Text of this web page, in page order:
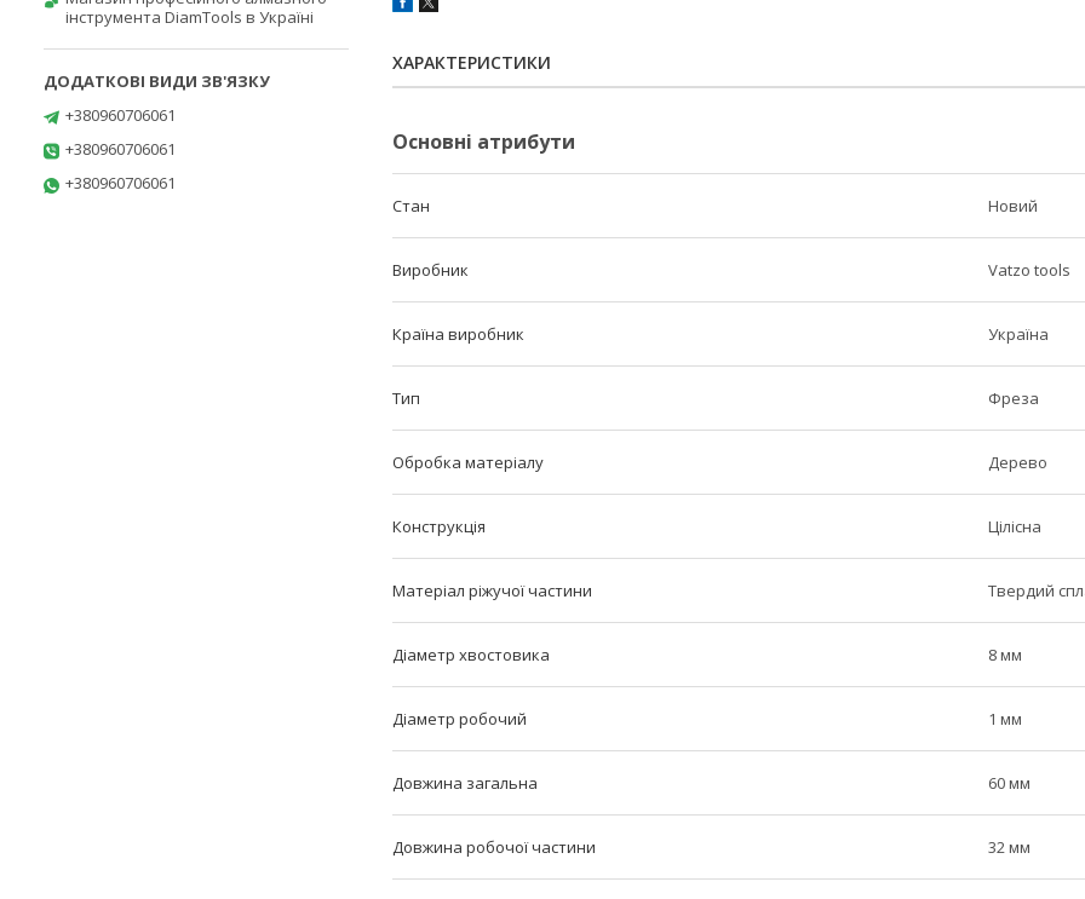
ХАРАКТЕРИСТИКИ
Основні атрибути
Стан Новий
Виробник Vatzo tools
Країна виробник Україна
Тип Фреза
Обробка матеріалу Дерево
Конструкція Цілісна
Матеріал ріжучої частини Твердий
Діаметр хвостовика 8 мм
Діаметр робочий 1 мм
Довжина загальна 60 мм
Довжина робочої частини 32 мм
інструмента DiamTools в Україні
+380960706061
+380960706061
+380960706061